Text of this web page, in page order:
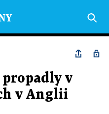
v
v Anglii